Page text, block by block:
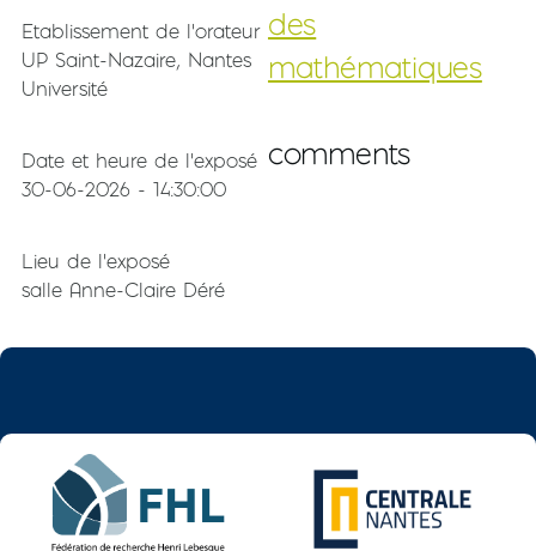
Etablissement de l'orateur
UP Saint-Nazaire, Nantes
Université
Date et heure de l'exposé
30-06-2026 - 14:30:00
Lieu de l'exposé
salle Anne-Claire Déré
des
mathématiques
comments